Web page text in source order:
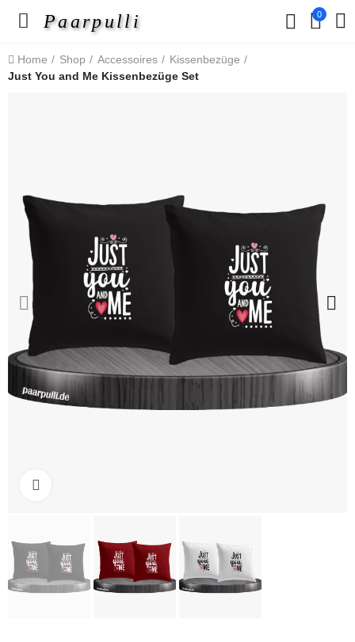
Paarpulli 0
Home Shop Accessoires
Kissenbezüge
Just You and Me Kissenbezüge Set